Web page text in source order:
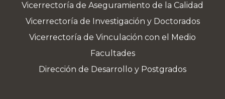
Vicerrectoría de Aseguramiento de la Calidad
Vicerrectoría de Investigación y Doctorados
Vicerrectoría de Vinculación con el Medio
Facultades
Dirección de Desarrollo y Postgrados